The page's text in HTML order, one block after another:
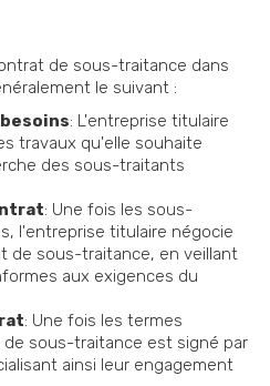
de sous-traitance dans
le suivant :
: L'entreprise titulaire
travaux qu'elle souhaite
des sous-traitants
: Une fois les sous-
l'entreprise titulaire négocie
de sous-traitance, en veillant
aux exigences du
: Une fois les termes
sous-traitance est signé par
ainsi leur engagement